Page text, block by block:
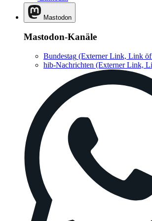
Mastodon
Mastodon-Kanäle
Bundestag (Externer Link, Link
hib-Nachrichten (Externer Link,